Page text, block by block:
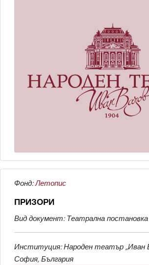
Фонд:Летопис
ПРИЗОРИ
Вид документ: Театрална постановка
Институция: Народен театър „Иван
София, България